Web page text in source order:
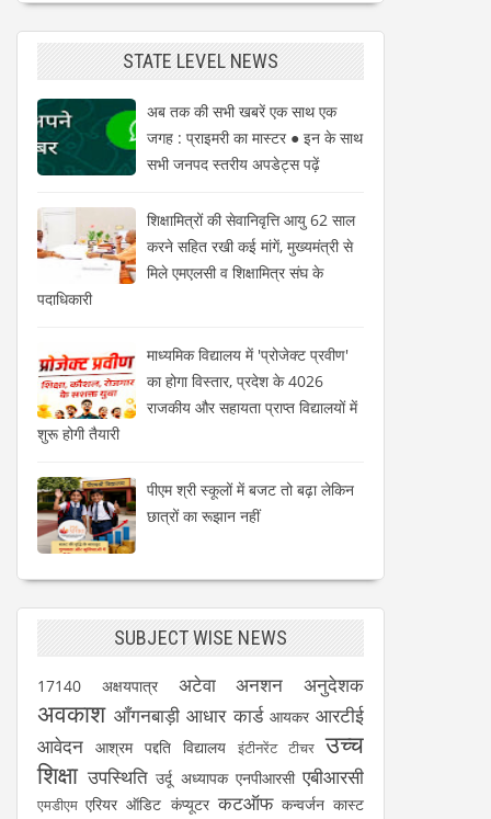
STATE LEVEL NEWS
अब तक की सभी खबरें एक साथ एक
जगह : प्राइमरी का मास्टर ● इन के साथ
सभी जनपद स्तरीय अपडेट्स पढ़ें
शिक्षामित्रों की सेवानिवृत्ति आयु 62 साल
करने सहित रखी कई मांगें, मुख्यमंत्री से
मिले एमएलसी व शिक्षामित्र संघ के
पदाधिकारी
माध्यमिक विद्यालय में 'प्रोजेक्ट प्रवीण'
का होगा विस्तार, प्रदेश के 4026
राजकीय और सहायता प्राप्त विद्यालयों में
शुरू होगी तैयारी
पीएम श्री स्कूलों में बजट तो बढ़ा लेकिन
छात्रों का रूझान नहीं
SUBJECT WISE NEWS
17140 अक्षयपात्र अटेवा अनशन अनुदेशक
अवकाश आँगनबाड़ी आधार कार्ड आयकर आरटीई
आवेदन आश्रम पद्दति विद्यालय इंटीनरेंट टीचर उच्च
शिक्षा उपस्थिति उर्दू अध्यापक एनपीआरसी एबीआरसी
एमडीएम एरियर ऑडिट कंप्यूटर कटऑफ कन्वर्जन कास्ट